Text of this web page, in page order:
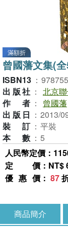
滿額折
曾國藩文集(全
ISBN13 ：
出版社 ： 北京
作者 ：
曾國藩
出版日 ： 2013/
裝訂 ： 平裝
本數 ： 5
人民幣定價：
定價 ：
優惠價 ： 87
商品簡介